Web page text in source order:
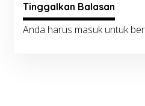
Tinggalkan Balasan
Anda harus masukuntuk